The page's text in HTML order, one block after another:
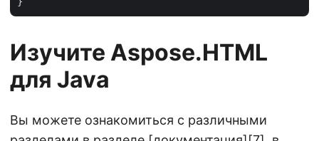
Изучите Aspose.HTML
для Java
Вы можете ознакомиться с различными